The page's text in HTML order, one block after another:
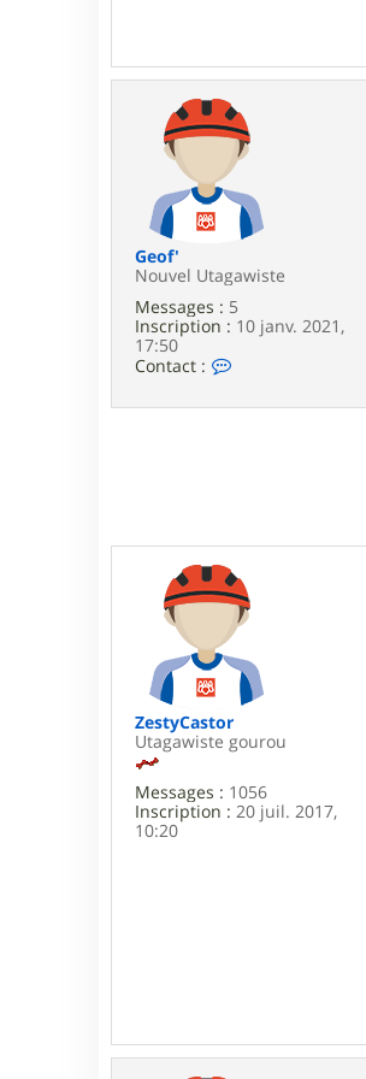
Geof'
Nouvel Utagawiste
Messages : 5
Inscription : 10 janv. 2021,
17:50
Contact :
o
f
'
ZestyCastor
Utagawiste gourou
Messages : 1056
Inscription : 20 juil. 2017,
10:20